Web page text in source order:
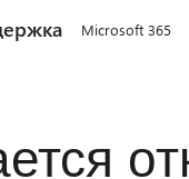
Microsoft 365